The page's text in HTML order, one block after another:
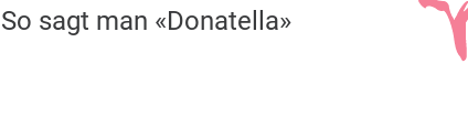
So sagt man «Donatella»